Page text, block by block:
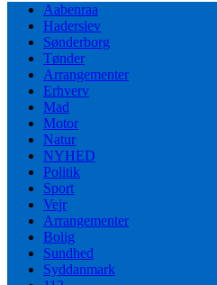
Aabenraa
Haderslev
Sønderborg
Tønder
Arrangementer
Erhverv
Mad
Motor
Natur
NYHED
Politik
Sport
Vejr
Arrangementer
Bolig
Sundhed
Syddanmark